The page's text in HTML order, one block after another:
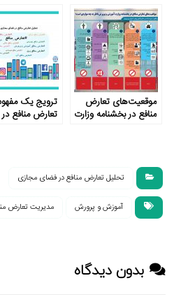
موقعیت‌های تعارض
منافع در بخشنامه وزارت
ترویج یک
تعارض منافع
تحلیل تعارض منافع در فضای مجازی
آموزش و پرورش مدیریت تعارض
بدون دیدگاه